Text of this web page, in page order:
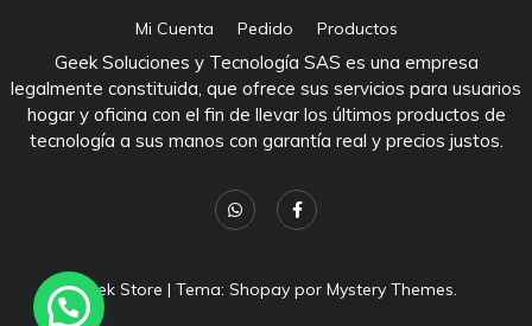
Mi Cuenta Pedido Productos
Geek Soluciones y Tecnología SAS es una empresa
legalmente constituida, que ofrece sus servicios para usuarios
hogar y oficina con el fin de llevar los últimos productos de
tecnología a sus manos con garantía real y precios justos.
Geek Store | Tema: Shopay por Mystery Themes.